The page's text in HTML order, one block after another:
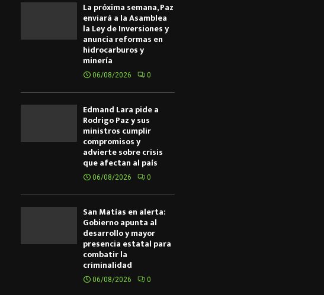
La próxima semana, Paz
enviará a la Asamblea
la Ley de Inversiones y
anuncia reformas en
hidrocarburos y
minería
06/08/2026 0
Edmand Lara pide a
Rodrigo Paz y sus
ministros cumplir
compromisos y
advierte sobre crisis
que afectan al país
06/08/2026 0
San Matías en alerta:
Gobierno apunta al
desarrollo y mayor
presencia estatal para
combatir la
criminalidad
06/08/2026 0